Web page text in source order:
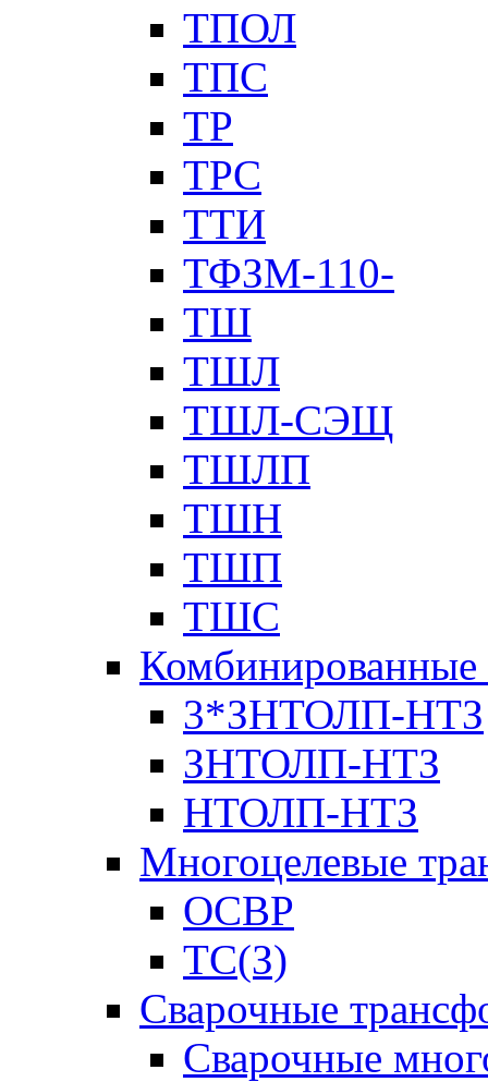
ТПОЛ
ТПС
ТР
ТРС
ТТИ
ТФЗМ-110-
ТШ
ТШЛ
ТШЛ-СЭЩ
ТШЛП
ТШН
ТШП
ТШС
Комбинированные
3*ЗНТОЛП-НТЗ
ЗНТОЛП-НТЗ
НТОЛП-НТЗ
Многоцелевые
ОСВР
ТС(З)
Сварочные
Сварочные